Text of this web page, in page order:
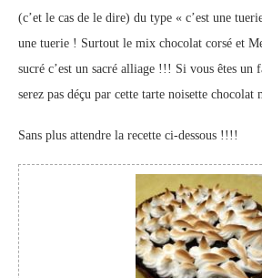
(c’et le cas de le dire) du type « c’est une
une tuerie ! Surtout le mix chocolat corsé et
sucré c’est un sacré alliage !!! Si vous êtes un
serez pas déçu par cette tarte noisette chocolat
Sans plus attendre la recette ci-dessous !!!!